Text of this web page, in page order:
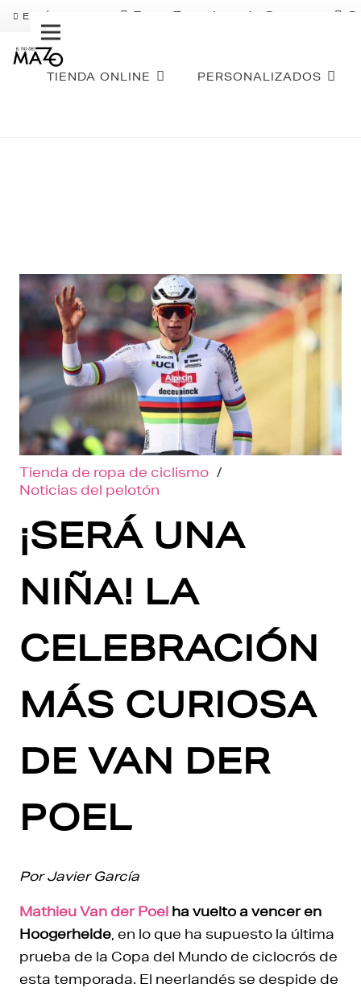
ENVÍO GRATIS Pago Fraccionado Sequra
TIENDA ONLINE PERSONALIZADOS
Tienda de ropa de ciclismo /
Noticias del pelotón
¡SERÁ UNA
NIÑA! LA
CELEBRACIÓN
MÁS CURIOSA
DE VAN DER
POEL
Por Javier García
Mathieu Van der Poel ha vuelto a vencer en
Hoogerheide, en lo que ha supuesto la última
prueba de la Copa del Mundo de ciclocrós de
esta temporada. El neerlandés se despide de